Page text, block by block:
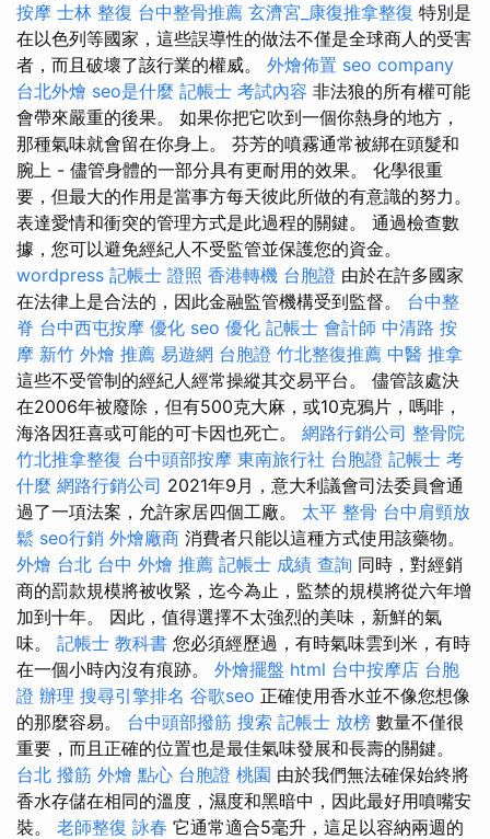
按摩 士林 整復 台中整骨推薦 玄濟宮_康復推拿整復 特別是
在以色列等國家，這些誤導性的做法不僅是全球商人的受害
者，而且破壞了該行業的權威。 外燴佈置 seo company
台北外燴 seo是什麼 記帳士 考試內容 非法狼的所有權可能
會帶來嚴重的後果。 如果你把它吹到一個你熱身的地方，
那種氣味就會留在你身上。 芬芳的噴霧通常被綁在頭髮和
腕上 - 儘管身體的一部分具有更耐用的效果。 化學很重
要，但最大的作用是當事方每天彼此所做的有意識的努力。
表達愛情和衝突的管理方式是此過程的關鍵。 通過檢查數
據，您可以避免經紀人不受監管並保護您的資金。
wordpress 記帳士 證照 香港轉機 台胞證 由於在許多國家
在法律上是合法的，因此金融監管機構受到監督。 台中整
脊 台中西屯按摩 優化 seo 優化 記帳士 會計師 中清路 按
摩 新竹 外燴 推薦 易遊網 台胞證 竹北整復推薦 中醫 推拿
這些不受管制的經紀人經常操縱其交易平台。 儘管該處決
在2006年被廢除，但有500克大麻，或10克鴉片，嗎啡，
海洛因狂喜或可能的可卡因也死亡。 網路行銷公司 整骨院
竹北推拿整復 台中頭部按摩 東南旅行社 台胞證 記帳士 考
什麼 網路行銷公司 2021年9月，意大利議會司法委員會通
過了一項法案，允許家居四個工廠。 太平 整骨 台中肩頸放
鬆 seo行銷 外燴廠商 消費者只能以這種方式使用該藥物。
外燴 台北 台中 外燴 推薦 記帳士 成績 查詢 同時，對經銷
商的罰款規模將被收緊，迄今為止，監禁的規模將從六年增
加到十年。 因此，值得選擇不太強烈的美味，新鮮的氣
味。 記帳士 教科書 您必須經歷過，有時氣味雲到米，有時
在一個小時內沒有痕跡。 外燴擺盤 html 台中按摩店 台胞
證 辦理 搜尋引擎排名 谷歌seo 正確使用香水並不像您想像
的那麼容易。 台中頭部撥筋 搜索 記帳士 放榜 數量不僅很
重要，而且正確的位置也是最佳氣味發展和長壽的關鍵。
台北 撥筋 外燴 點心 台胞證 桃園 由於我們無法確保始終將
香水存儲在相同的溫度，濕度和黑暗中，因此最好用噴嘴安
裝。 老師整復 詠春 它通常適合5毫升，這足以容納兩週的